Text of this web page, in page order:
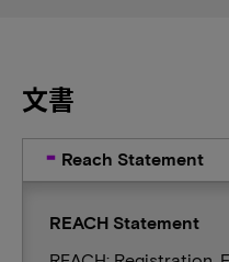
文書
Reach Statement
REACH Statement